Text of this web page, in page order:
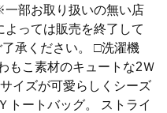
部お取り扱いの無い店
っては販売を終了して
承ください。 □洗濯機
もこ素材のキュートな2Ｗ
イズが可愛らしくシーズ
トートバッグ。 ストライ